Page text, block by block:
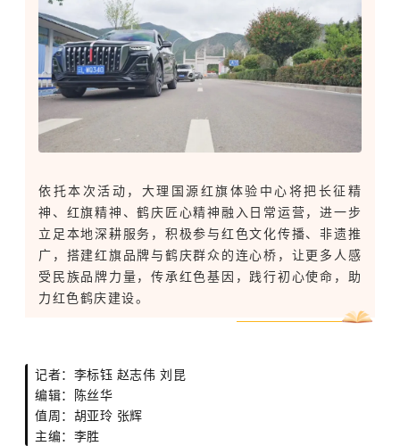
依托本次活动，大理国源红旗体验中心将把长征精
神、红旗精神、鹤庆匠心精神融入日常运营，进一步
立足本地深耕服务，积极参与红色文化传播、非遗推
广，搭建红旗品牌与鹤庆群众的连心桥，让更多人感
受民族品牌力量，传承红色基因，践行初心使命，助
力红色鹤庆建设。
记者：李标钰 赵志伟 刘昆
编辑：陈丝华
值周：胡亚玲 张辉
主编：李胜